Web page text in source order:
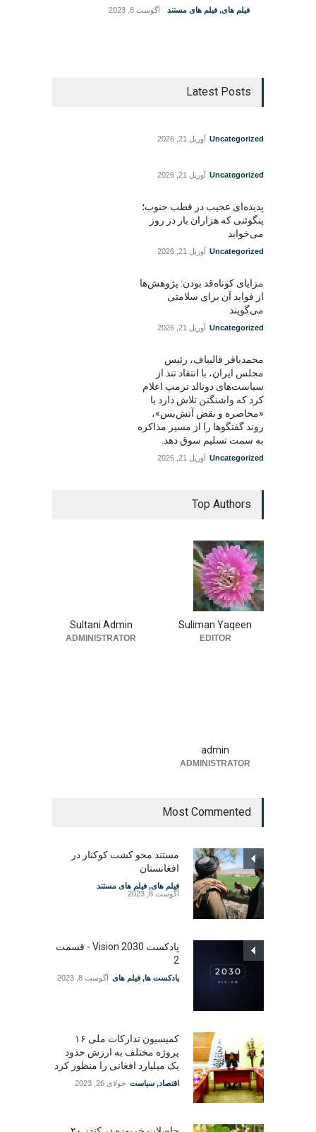
فیلم های, فیلم های مستند آگوست 8, 2023
Latest Posts
Uncategorized آوریل 21, 2026
Uncategorized آوریل 21, 2026
پدیده‌ای عجیب در قطب جنوب؛
پنگوئنی که هزاران بار در روز
می‌خوابد
Uncategorized آوریل 21, 2026
مزایای کوتاه‌قد بودن: پژوهش‌ها
از فواید آن برای سلامتی
می‌گویند
Uncategorized آوریل 21, 2026
محمدباقر قالیباف، رئیس
مجلس ایران، با انتقاد تند از
سیاست‌های دونالد ترمپ اعلام
کرد که واشنگتن تلاش دارد با
«محاصره و نقض آتش‌بس»،
روند گفتگوها را از مسیر مذاکره
به سمت تسلیم سوق دهد.
Uncategorized آوریل 21, 2026
Top Authors
Suliman Yaqeen
EDITOR
Sultani Admin
ADMINISTRATOR
admin
ADMINISTRATOR
Most Commented
مستند محو کشت کوکنار در
افغانستان
فیلم های, فیلم های مستند
آگوست 8, 2023
پادکست Vision 2030 - قسمت
2
پادکست ها, فیلم های آگوست 8, 2023
کمیسیون تدارکات ملی ۱۶
پروژه مختلف به ارزش حدود
یک میلیارد افغانی را منظور کرد
اقتصاد, سیاست جولای 26, 2023